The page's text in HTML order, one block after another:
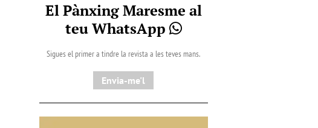
El Pànxing Maresme al
teu WhatsApp
Sigues el primer a tindre la revista a les teves mans.
Envia-me'l